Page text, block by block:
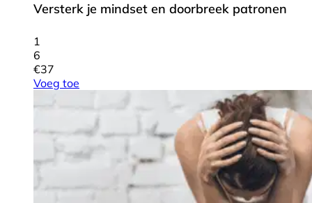
Versterk je mindset en doorbreek patronen
1
6
€37
Voeg toe